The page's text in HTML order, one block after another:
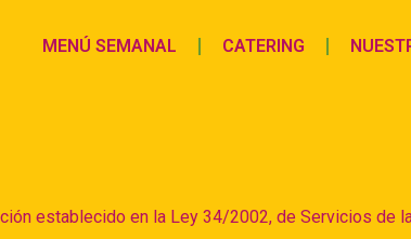
MENÚ SEMANAL CATERING
establecido en la Ley 34/2002, de Servicios de